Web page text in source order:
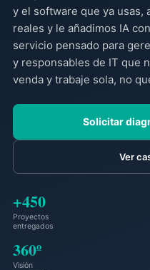
y el software que ya usas,
reales y le añadimos IA
servicio pensado para
y responsables de IT que
venda y trabaje sola, no
Solicitar
Ver
+450
Proyectos
entregados
360º
Visión